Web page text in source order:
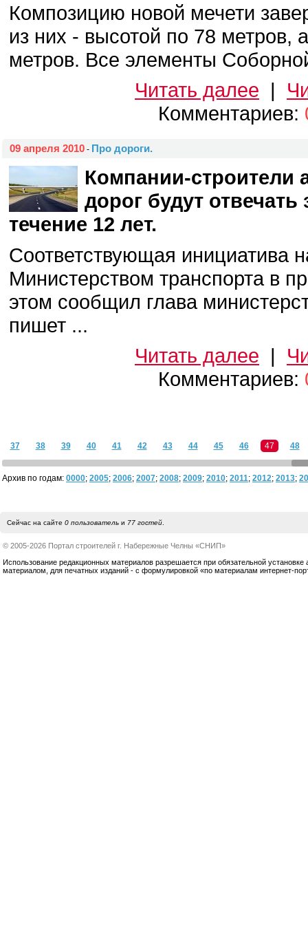
Композицию новой мечети
из них - высотой по 78 метров,
метров. Все элементы
Читать далее |
Комментариев:
09 апреля 2010 - Про дороги.
Компании-строители
дорог будут
течение 12 лет.
Соответствующая инициатива
Министерством транспорта в
этом сообщил глава
пишет ...
Читать далее |
Комментариев:
37 38 39 40 41 42 43 44 45 46 47 48
Архив по годам: 0000; 2005; 2006; 2007; 2008; 2009; 2010; 2011; 2012; 2013;
Сейчас на сайте 0 пользовательи 77 гостей.
© 2005-2026 Портал строителей г. Набережные Челны «СНИП»
Использование редакционных материалов разрешается при обязательной установке
материалом, для печатных изданий - с формулировкой «по материалам интернет-